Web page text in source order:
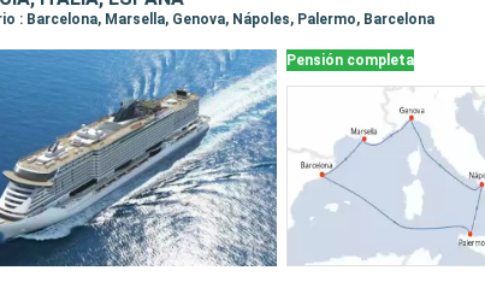
: Barcelona, Marsella, Genova, Nápoles, Palermo, Barcelona
Pensión completa